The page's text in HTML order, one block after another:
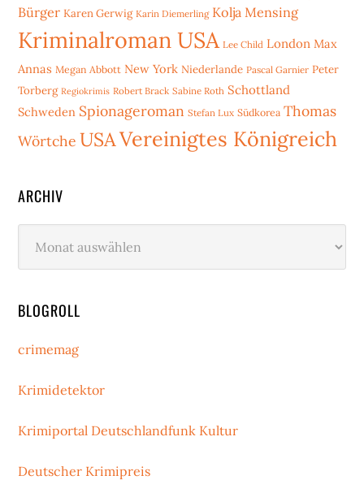
Bürger Karen Gerwig Karin Diemerling Kolja Mensing
Kriminalroman USA Lee Child London Max
Annas Megan Abbott New York Niederlande Pascal Garnier Peter
Torberg Regiokrimis Robert Brack Sabine Roth Schottland
Schweden Spionageroman Stefan Lux Südkorea Thomas
Wörtche USAVereinigtes Königreich
ARCHIV
BLOGROLL
crimemag
Krimidetektor
Krimiportal Deutschlandfunk Kultur
Deutscher Krimipreis